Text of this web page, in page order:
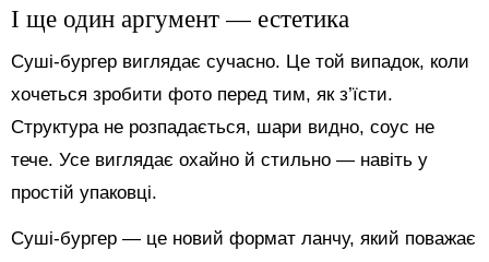
І ще один аргумент — естетика
Суші-бургер виглядає сучасно. Це той випадок, коли
хочеться зробити фото перед тим, як з’їсти.
Структура не розпадається, шари видно, соус не
тече. Усе виглядає охайно й стильно — навіть у
простій упаковці.
Суші-бургер — це новий формат ланчу, який поважає